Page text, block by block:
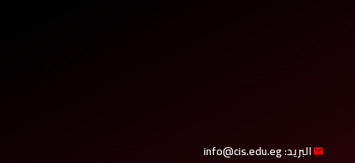
البريد: info@cis.edu.eg